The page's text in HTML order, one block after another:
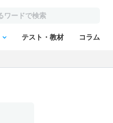
テスト・教材 コラム